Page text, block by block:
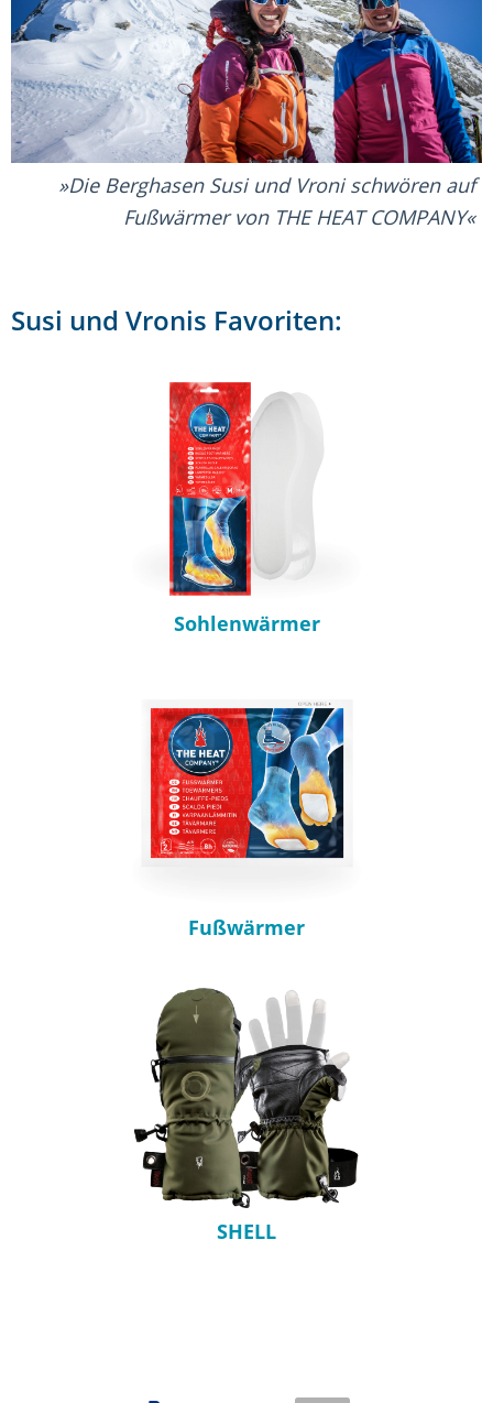
Die Berghasen Susi und Vroni schwören auf
Fußwärmer von THE HEAT COMPANY
Susi und Vronis Favoriten:
Sohlenwärmer
Fußwärmer
SHELL